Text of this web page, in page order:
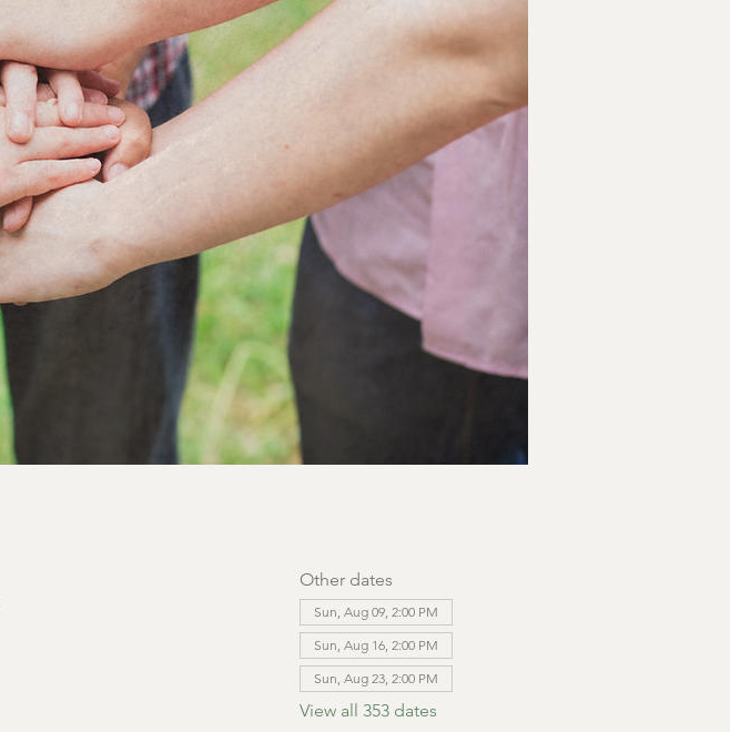
Other dates
Sun, Aug 09, 2:00 PM
Sun, Aug 16, 2:00 PM
Sun, Aug 23, 2:00 PM
View all 353 dates